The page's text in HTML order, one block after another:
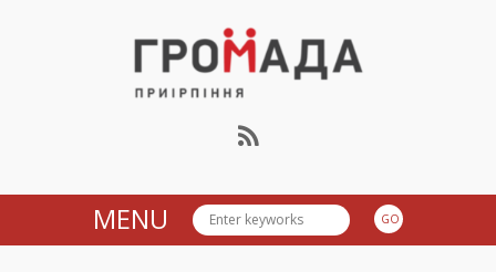
Громада Приірпіння
MENU